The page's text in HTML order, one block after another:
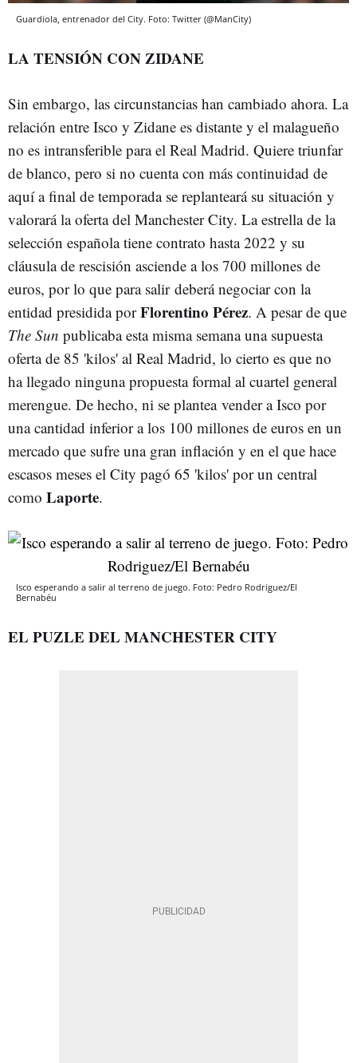
Guardiola, entrenador del City. Foto: Twitter (@ManCity)
LA TENSIÓN CON ZIDANE
Sin embargo, las circunstancias han cambiado ahora. La
relación entre Isco y Zidane es distante y el malagueño
no es intransferible para el Real Madrid. Quiere triunfar
de blanco, pero si no cuenta con más continuidad de
aquí a final de temporada se replanteará su situación y
valorará la oferta del Manchester City. La estrella de la
selección española tiene contrato hasta 2022 y su
cláusula de rescisión asciende a los 700 millones de
euros, por lo que para salir deberá negociar con la
entidad presidida porFlorentino Pérez. A pesar de que
The Sun publicaba esta misma semana una supuesta
oferta de 85 'kilos' al Real Madrid, lo cierto es que no
ha llegado ninguna propuesta formal al cuartel general
merengue. De hecho, ni se plantea vender a Isco por
una cantidad inferior a los 100 millones de euros en un
mercado que sufre una gran inflación y en el que hace
escasos meses el City pagó 65 'kilos' por un central
como Laporte.
Isco esperando a salir al terreno de juego. Foto: Pedro Rodriguez/El
Bernabéu
EL PUZLE DEL MANCHESTER CITY